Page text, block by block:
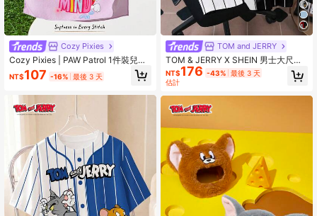
Cozy Pixies
Cozy Pixies | PAW Patrol 1件裝兒童
浴巾，適用於海灘、洗澡與擦乾，適
合男士、女士與兒童使用的浴巾，可
NT$107 -16% 最後 3 天
TOM and JERRY
TOM & JERRY X SHEIN 男士大尺碼
拼色條紋卡通印花T恤
NT$176 -43% 最後 3 天
估計